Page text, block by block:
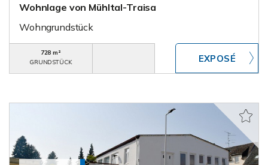
Wohnlage von Mühltal-Traisa
Wohngrundstück
728 m²
GRUNDSTÜCK